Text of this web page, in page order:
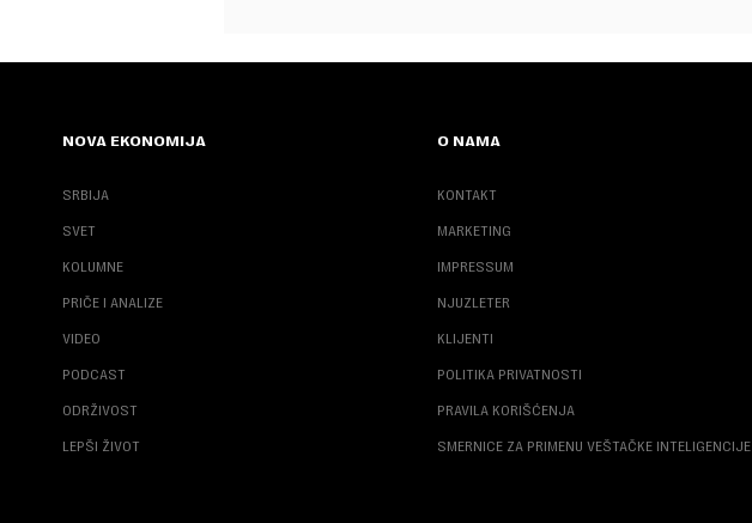
NOVA EKONOMIJA
SRBIJA
SVET
KOLUMNE
PRIČE I ANALIZE
VIDEO
PODCAST
ODRŽIVOST
LEPŠI ŽIVOT
O NAMA
KONTAKT
MARKETING
IMPRESSUM
NJUZLETER
KLIJENTI
POLITIKA PRIVATNOSTI
PRAVILA KORIŠĆENJA
SMERNICE ZA PRIMENU VEŠTAČKE INTELIGENCIJE